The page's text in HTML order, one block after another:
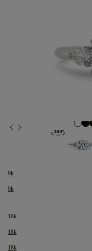
9k
9k
18k
18k
18k